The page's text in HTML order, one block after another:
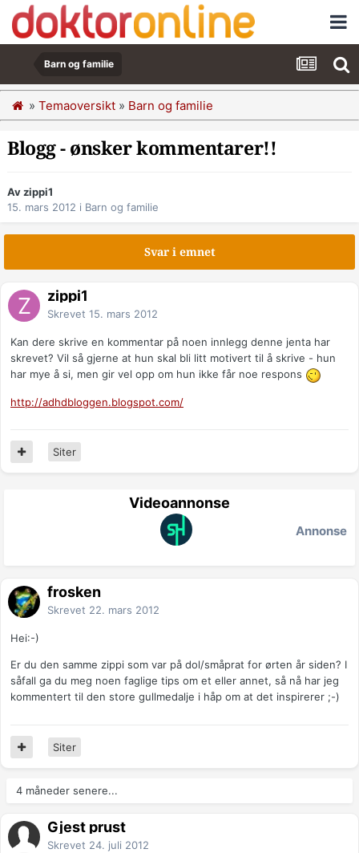
Barn og familie
» Temaoversikt » Barn og familie
Blogg - ønsker kommentarer!!
Av zippi1
15. mars 2012 i Barn og familie
Svar i emnet
zippi1
Skrevet 15. mars 2012
Kan dere skrive en kommentar på noen innlegg denne jenta har
skrevet? Vil så gjerne at hun skal bli litt motivert til å skrive - hun
har mye å si, men gir vel opp om hun ikke får noe respons
http://adhdbloggen.blogspot.com/
Siter
Videoannonse
Annonse
frosken
Skrevet 22. mars 2012
Hei:-)
Er du den samme zippi som var på dol/småprat for ørten år siden? I
såfall ga du meg noen faglige tips om et eller annet, så nå har jeg
kommentert til den store gullmedalje i håp om at det inspirerer ;-)
Siter
4 måneder senere...
Gjest prust
Skrevet 24. juli 2012